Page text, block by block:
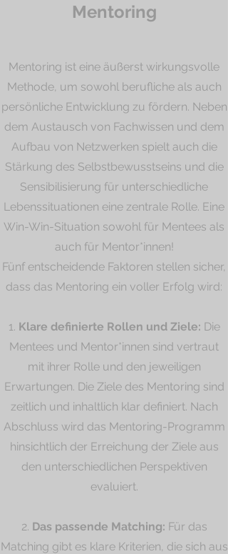
Mentoring
Mentoring ist eine äußerst wirkungsvolle
Methode, um sowohl berufliche als auch
persönliche Entwicklung zu fördern. Neben
dem Austausch von Fachwissen und dem
Aufbau von Netzwerken spielt auch die
Stärkung des Selbstbewusstseins und die
Sensibilisierung für unterschiedliche
Lebenssituationen eine zentrale Rolle. Eine
Win-Win-Situation sowohl für Mentees als
auch für Mentor*innen!
Fünf entscheidende Faktoren stellen sicher,
dass das Mentoring ein voller Erfolg wird:
1. Klare definierte Rollen und Ziele: Die
Mentees und Mentor*innen sind vertraut
mit ihrer Rolle und den jeweiligen
Erwartungen. Die Ziele des Mentoring sind
zeitlich und inhaltlich klar definiert. Nach
Abschluss wird das Mentoring-Programm
hinsichtlich der Erreichung der Ziele aus
den unterschiedlichen Perspektiven
evaluiert.
2. Das passende Matching: Für das
Matching gibt es klare Kriterien, die sich aus